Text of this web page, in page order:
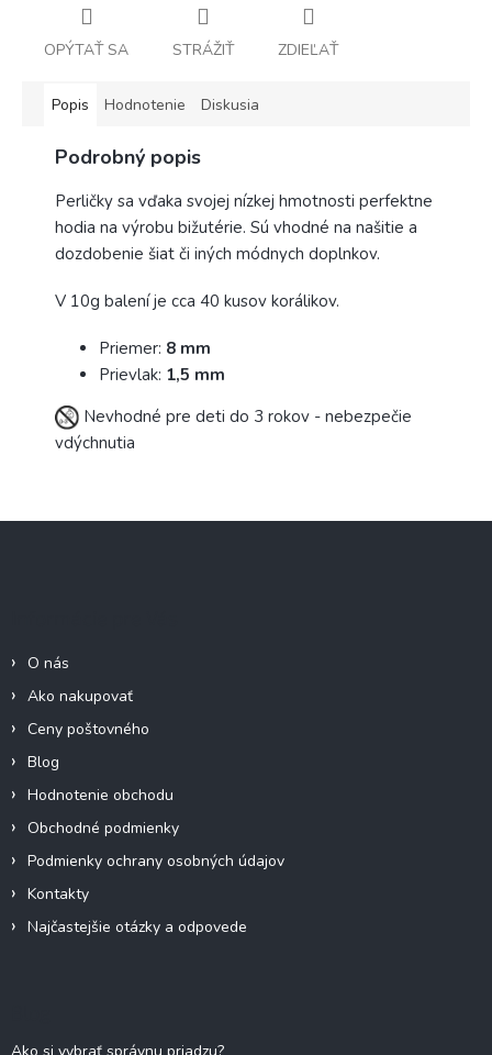
OPÝTAŤ SA STRÁŽIŤ ZDIEĽAŤ
Popis Hodnotenie Diskusia
Podrobný popis
Perličky sa vďaka svojej nízkej hmotnosti perfektne
hodia na výrobu bižutérie. Sú vhodné na našitie a
dozdobenie šiat či iných módnych doplnkov.
V 10g balení je cca 40 kusov korálikov.
Priemer: 8 mm
Prievlak: 1,5 mm
Nevhodné pre deti do 3 rokov - nebezpečie
vdýchnutia
O nás
Ako nakupovať
Ceny poštovného
Blog
Hodnotenie obchodu
Obchodné podmienky
Podmienky ochrany osobných údajov
Kontakty
Najčastejšie otázky a odpovede